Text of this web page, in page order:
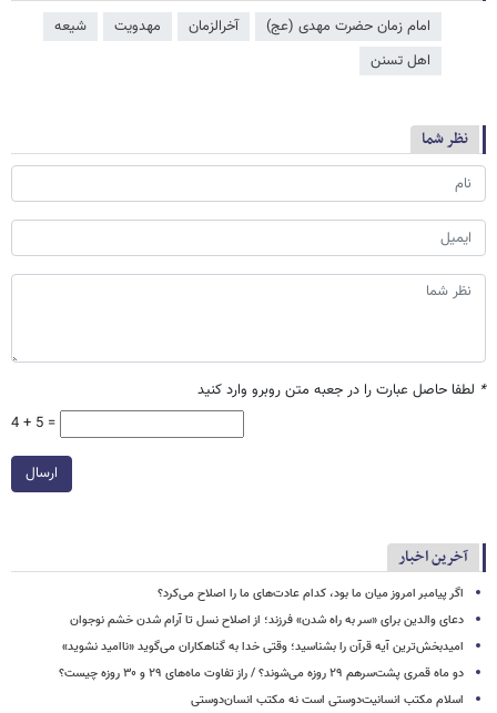
امام زمان حضرت مهدی (عج) آخرالزمان مهدویت
شیعه
اهل تسنن
نظر شما
* لطفا حاصل عبارت را در جعبه متن روبرو وارد کنید
4 + 5 =
ارسال
آخرین اخبار
اگر پیامبر امروز میان ما بود، کدام عادت‌های ما را اصلاح می‌کرد؟
دعای والدین برای «سر به راه شدن» فرزند؛ از اصلاح نسل تا آرام شدن خشم نوجوان
امیدبخش‌ترین آیه قرآن را بشناسید؛ وقتی خدا به گناهکاران می‌گوید «ناامید نشوید»
دو ماه قمری پشت‌سرهم ۲۹ روزه می‌شوند؟ / راز تفاوت ماه‌های ۲۹ و ۳۰ روزه چیست؟
اسلام مکتب انسانیت‌دوستی است نه مکتب انسان‌دوستی